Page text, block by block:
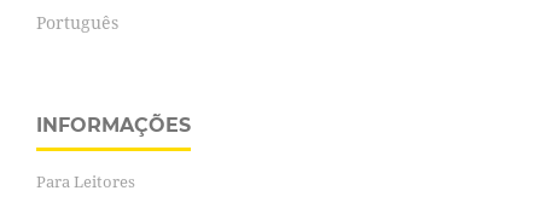
Português
INFORMAÇÕES
Para Leitores